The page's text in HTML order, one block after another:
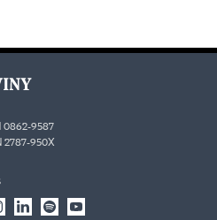
0862-9587
2787-950X